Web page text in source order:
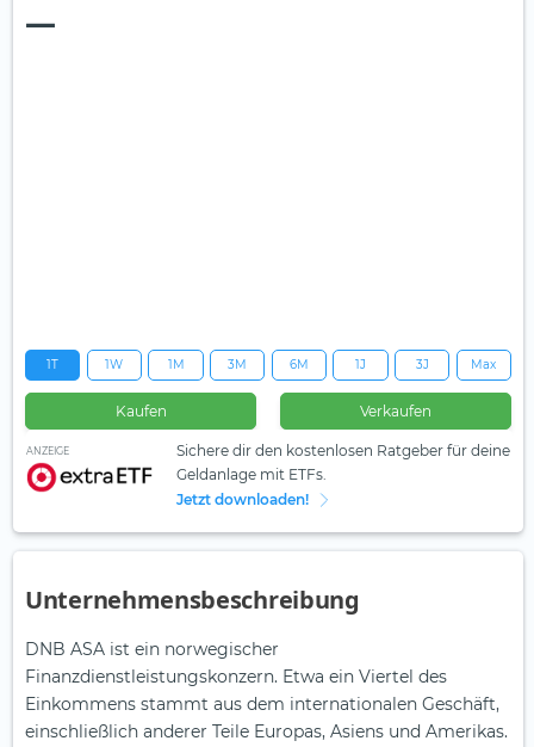
—
1T 1W 1M 3M 6M 1J 3J Max
Kaufen Verkaufen
ANZEIGE
Sichere dir den kostenlosen Ratgeber für deine
Geldanlage mit ETFs.
Jetzt downloaden!
Unternehmensbeschreibung
DNB ASA ist ein norwegischer
Finanzdienstleistungskonzern. Etwa ein Viertel des
Einkommens stammt aus dem internationalen Geschäft,
einschließlich anderer Teile Europas, Asiens und Amerikas.